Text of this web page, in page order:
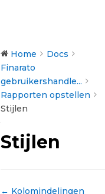
Home
Docs
Finarato
gebruikershandle...
Rapporten opstellen
Stijlen
Stijlen
Doc
← Kolomindelingen